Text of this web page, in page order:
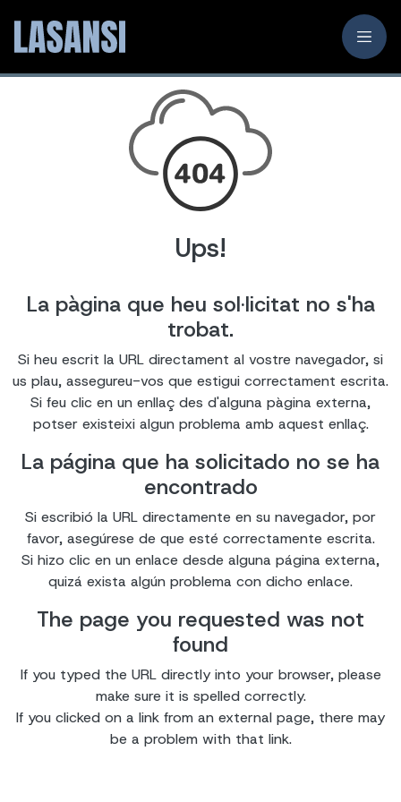
Ups!
La pàgina que heu sol·licitat no s'ha
trobat.
Si heu escrit la URL directament al vostre navegador, si
us plau, assegureu-vos que estigui correctament escrita.
Si feu clic en un enllaç des d'alguna pàgina externa,
potser existeixi algun problema amb aquest enllaç.
La página que ha solicitado no se ha
encontrado
Si escribió la URL directamente en su navegador, por
favor, asegúrese de que esté correctamente escrita.
Si hizo clic en un enlace desde alguna página externa,
quizá exista algún problema con dicho enlace.
The page you requested was not
found
If you typed the URL directly into your browser, please
make sure it is spelled correctly.
If you clicked on a link from an external page, there may
be a problem with that link.